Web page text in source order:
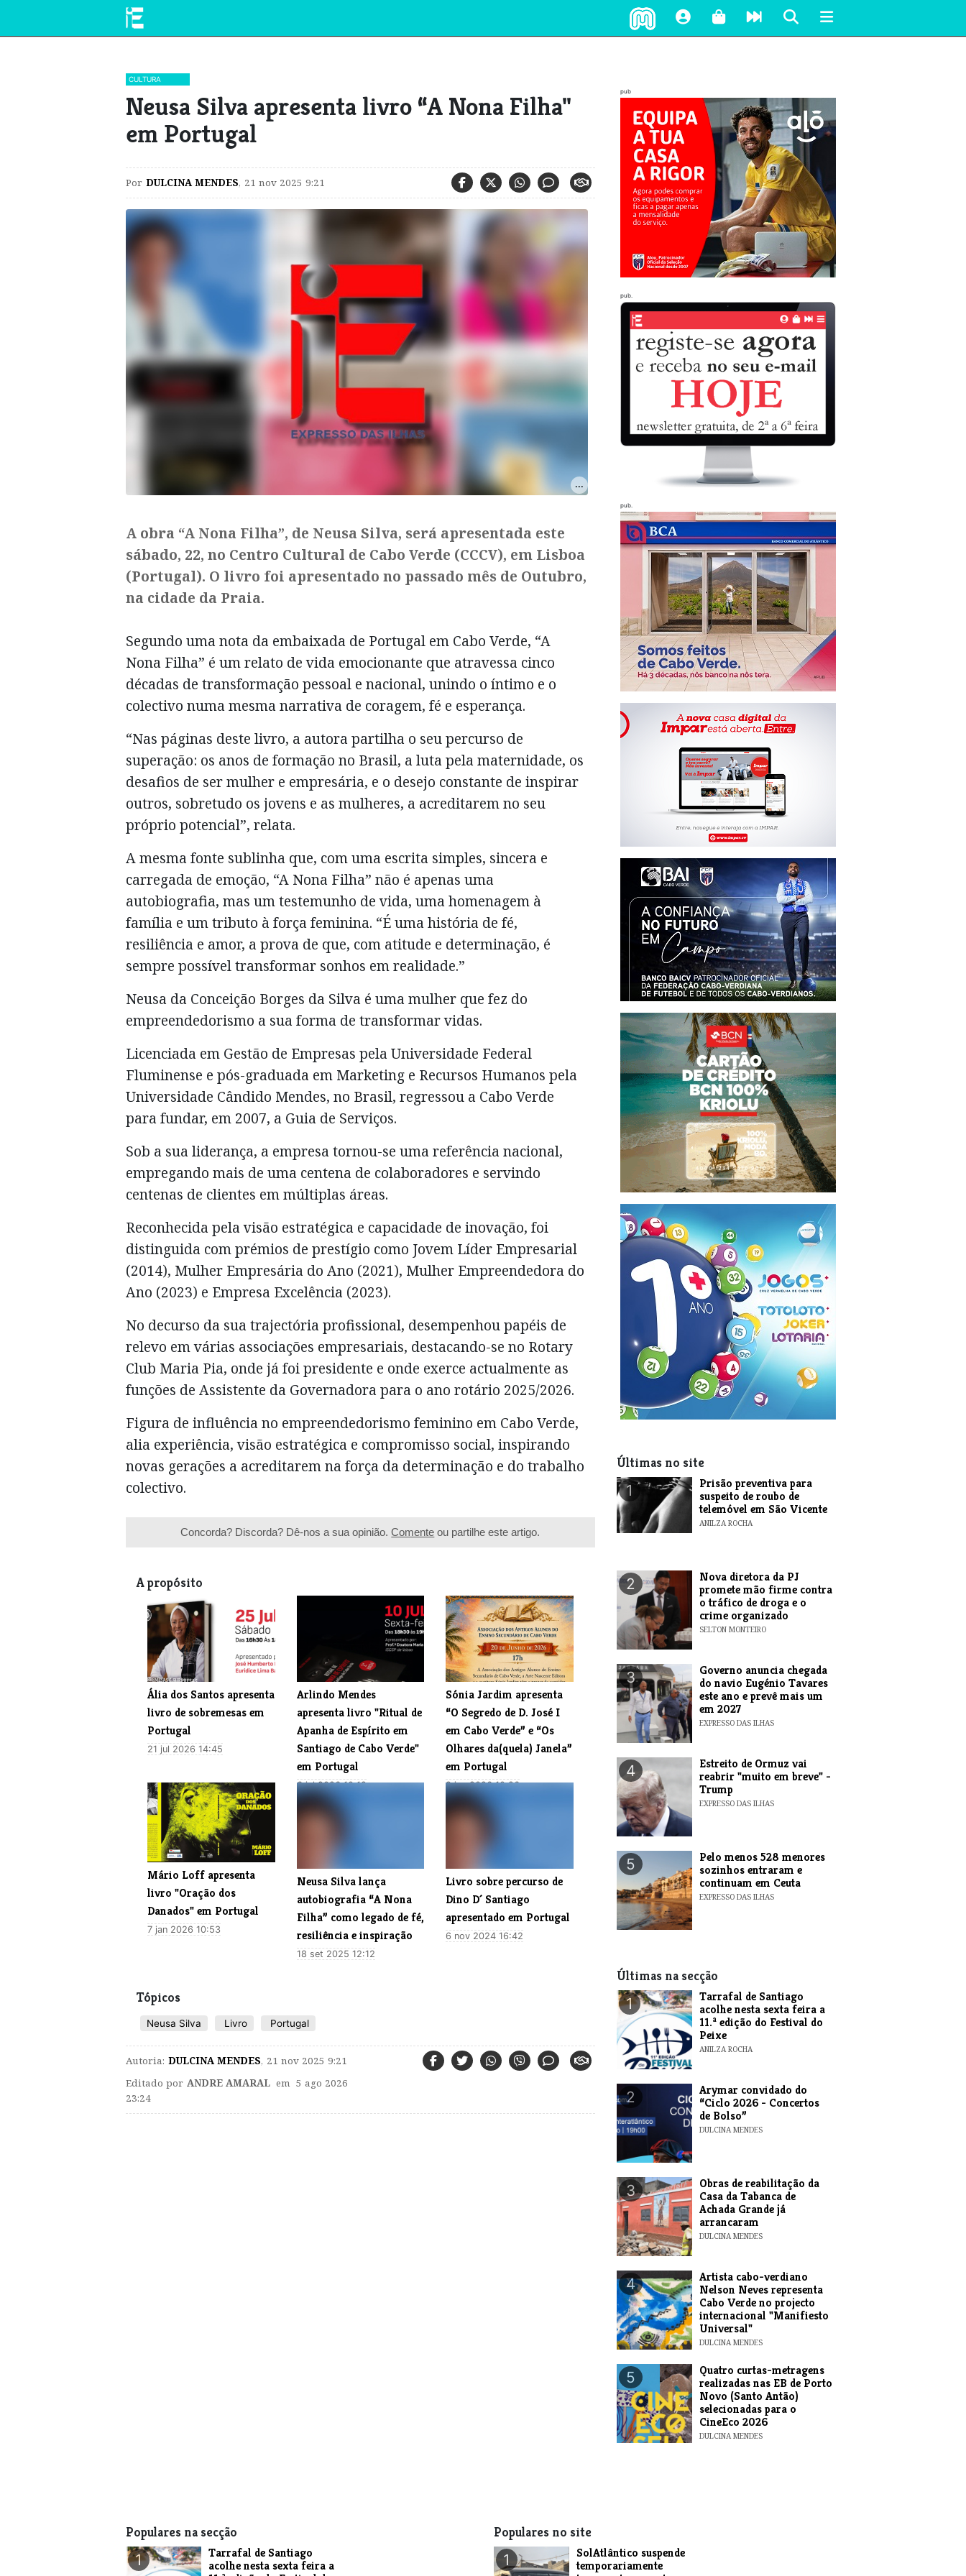
CULTURA
​Neusa Silva apresenta livro “A Nona Filha"
em Portugal
Por DULCINA MENDES, 21 nov 2025 9:21
A obra “A Nona Filha”, de Neusa Silva, será apresentada este
sábado, 22, no Centro Cultural de Cabo Verde (CCCV), em Lisboa
(Portugal). O livro foi apresentado no passado mês de Outubro,
na cidade da Praia.
Segundo uma nota da embaixada de Portugal em Cabo Verde, “A
Nona Filha” é um relato de vida emocionante que atravessa cinco
décadas de transformação pessoal e nacional, unindo o íntimo e o
colectivo numa mesma narrativa de coragem, fé e esperança.
“Nas páginas deste livro, a autora partilha o seu percurso de
superação: os anos de formação no Brasil, a luta pela maternidade, os
desafios de ser mulher e empresária, e o desejo constante de inspirar
outros, sobretudo os jovens e as mulheres, a acreditarem no seu
próprio potencial”, relata.
A mesma fonte sublinha que, com uma escrita simples, sincera e
carregada de emoção, “A Nona Filha” não é apenas uma
autobiografia, mas um testemunho de vida, uma homenagem à
família e um tributo à força feminina. “É uma história de fé,
resiliência e amor, a prova de que, com atitude e determinação, é
sempre possível transformar sonhos em realidade.”
Neusa da Conceição Borges da Silva é uma mulher que fez do
empreendedorismo a sua forma de transformar vidas.
Licenciada em Gestão de Empresas pela Universidade Federal
Fluminense e pós-graduada em Marketing e Recursos Humanos pela
Universidade Cândido Mendes, no Brasil, regressou a Cabo Verde
para fundar, em 2007, a Guia de Serviços.
Sob a sua liderança, a empresa tornou-se uma referência nacional,
empregando mais de uma centena de colaboradores e servindo
centenas de clientes em múltiplas áreas.
Reconhecida pela visão estratégica e capacidade de inovação, foi
distinguida com prémios de prestígio como Jovem Líder Empresarial
(2014), Mulher Empresária do Ano (2021), Mulher Empreendedora do
Ano (2023) e Empresa Excelência (2023).
No decurso da sua trajectória profissional, desempenhou papéis de
relevo em várias associações empresariais, destacando-se no Rotary
Club Maria Pia, onde já foi presidente e onde exerce actualmente as
funções de Assistente da Governadora para o ano rotário 2025/2026.
Figura de influência no empreendedorismo feminino em Cabo Verde,
alia experiência, visão estratégica e compromisso social, inspirando
novas gerações a acreditarem na força da determinação e do trabalho
colectivo.
Concorda? Discorda? Dê-nos a sua opinião.Comente ou partilhe este artigo.
A propósito
​Ália dos Santos apresenta
livro de sobremesas em
Portugal
21 jul 2026 14:45
​Arlindo Mendes
apresenta livro "Ritual de
Apanha de Espírito em
Santiago de Cabo Verde"
em Portugal
6 jul 2026 10:12
​Sónia Jardim apresenta
“O Segredo de D. José I
em Cabo Verde” e “Os
Olhares da(quela) Janela”
em Portugal
8 jun 2026 10:26
​Mário Loff apresenta
livro "Oração dos
Danados" em Portugal
7 jan 2026 10:53
Neusa Silva lança
autobiografia “A Nona
Filha” como legado de fé,
resiliência e inspiração
18 set 2025 12:12
​Livro sobre percurso de
Dino D´ Santiago
apresentado em Portugal
6 nov 2024 16:42
Tópicos
Neusa Silva Livro Portugal
Autoria: DULCINA MENDES, 21 nov 2025 9:21
Editado por ANDRE AMARAL em 5 ago 2026
23:24
pub
pub.
pub.
Últimas no site
1
Prisão preventiva para
suspeito de roubo de
telemóvel em São Vicente
ANILZA ROCHA
2
Nova diretora da PJ
promete mão firme contra
o tráfico de droga e o
crime organizado
SELTON MONTEIRO
3
Governo anuncia chegada
do navio Eugénio Tavares
este ano e prevê mais um
em 2027
EXPRESSO DAS ILHAS
4
Estreito de Ormuz vai
reabrir "muito em breve" -
Trump
EXPRESSO DAS ILHAS
5
Pelo menos 528 menores
sozinhos entraram e
continuam em Ceuta
EXPRESSO DAS ILHAS
Últimas na secção
1
Tarrafal de Santiago
acolhe nesta sexta feira a
11.ª edição do Festival do
Peixe
ANILZA ROCHA
2
​Arymar convidado do
“Ciclo 2026 - Concertos
de Bolso”
DULCINA MENDES
3
​Obras de reabilitação da
Casa da Tabanca de
Achada Grande já
arrancaram
DULCINA MENDES
4
​Artista cabo-verdiano
Nelson Neves representa
Cabo Verde no projecto
internacional "Manifiesto
Universal"
DULCINA MENDES
5
​Quatro curtas-metragens
realizadas nas EB de Porto
Novo (Santo Antão)
selecionadas para o
CineEco 2026
DULCINA MENDES
Populares na secção
1
Tarrafal de Santiago
acolhe nesta sexta feira a
Populares no site
1
SolAtlântico suspende
temporariamente